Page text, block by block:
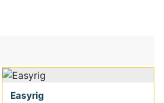
Easyrig